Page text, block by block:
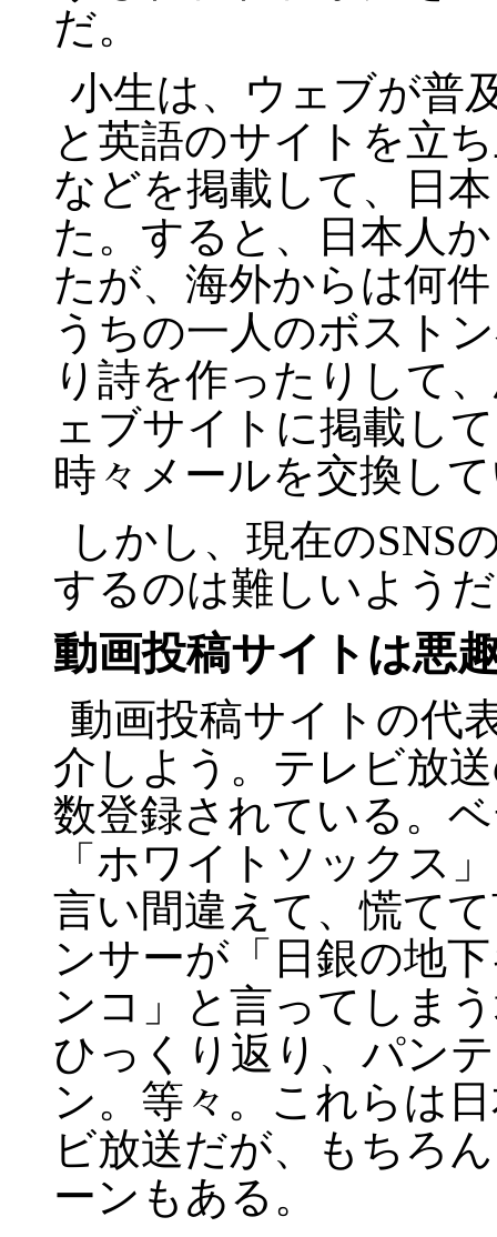
だ。
小生は、ウェブが普
と英語のサイトを立
などを掲載して、日
た。すると、日本人
たが、海外からは何
うちの一人のボスト
り詩を作ったりして
ェブサイトに掲載し
時々メールを交換し
しかし、現在のSNS
するのは難しいよう
動画投稿サイトは悪
動画投稿サイトの代
介しよう。テレビ放
数登録されている。
「ホワイトソックス
言い間違えて、慌て
ンサーが「日銀の地
ンコ」と言ってしま
ひっくり返り、パン
ン。等々。これらは
ビ放送だが、もちろ
ーンもある。